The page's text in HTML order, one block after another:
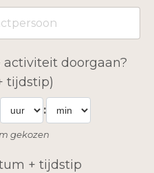
doorgaan?
tijdstip)
:
gekozen
+ tijdstip